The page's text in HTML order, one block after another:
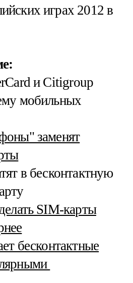
играх 2012 в
и Citigroup
мобильных
заменят
в бесконтактную
SIM-карты
бесконтактные